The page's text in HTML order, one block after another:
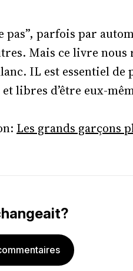
parfois par
Mais ce livre nous
IL est essentiel de
libres d’être eux-
Les grands garçons